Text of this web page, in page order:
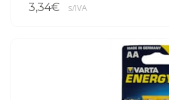
3,34€ s/IVA